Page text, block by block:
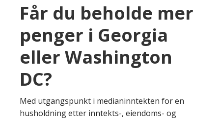
Får du beholde mer
penger i Georgia
eller Washington
DC?
Med utgangspunkt i medianinntekten for en
husholdning etter inntekts-, eiendoms- og